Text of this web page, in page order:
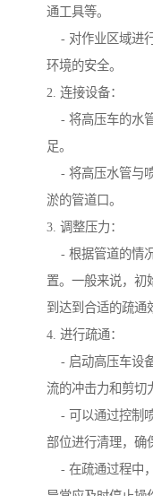
通工具等。
- 对作业区域进
环境的安全。
2. 连接设备：
- 将高压车的水
足。
- 将高压水管与
淤的管道口。
3. 调整压力：
- 根据管道的情
置。一般来说，初
到达到合适的疏通
4. 进行疏通：
- 启动高压车设
流的冲击力和剪切
- 可以通过控制
部位进行清理，确
- 在疏通过程中